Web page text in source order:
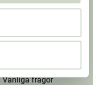
Kundtjänst
Vanliga frågor